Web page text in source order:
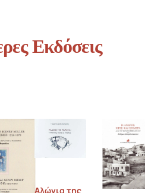
Εκδόσεις
Αλώνια της